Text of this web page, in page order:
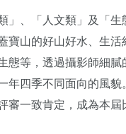
」、「人文類」及「生
寶山的好山好水、生活
態等，透過攝影師細膩
年四季不同面向的風貌
審一致肯定，成為本屆